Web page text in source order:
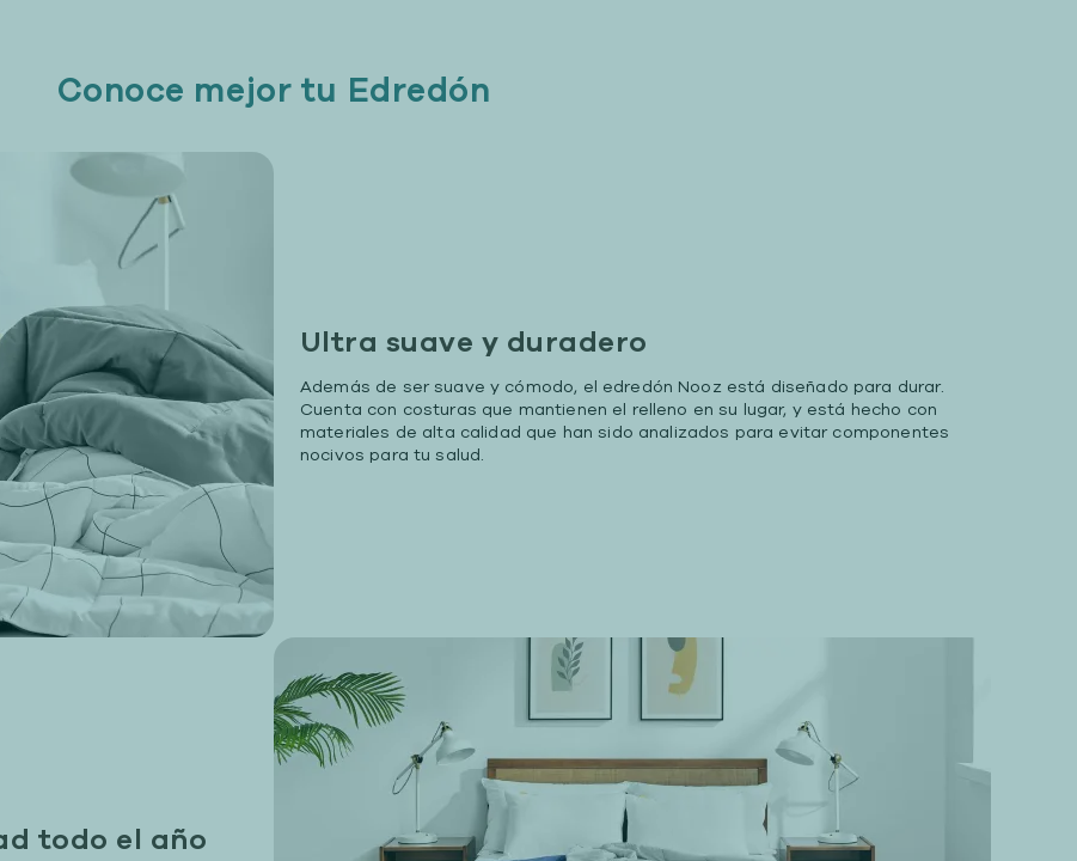
Conoce mejor tu Edredón
Ultra suave y duradero
Además de ser suave y cómodo, el edredón Nooz está diseñado para durar.
Cuenta con costuras que mantienen el relleno en su lugar, y está hecho con
materiales de alta calidad que han sido analizados para evitar componentes
nocivos para tu salud.
todo el año